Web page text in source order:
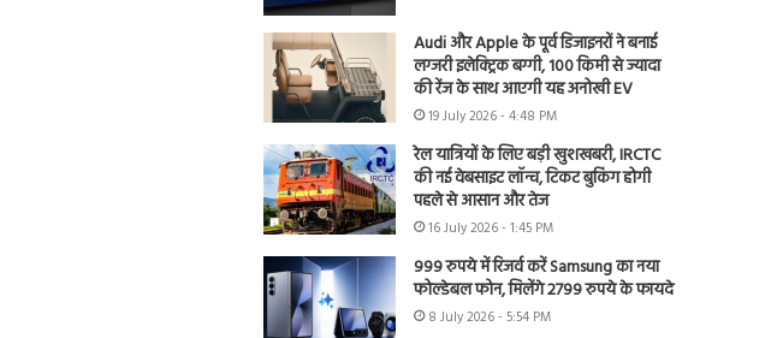
Audi और Apple के पूर्व डिजाइनरों ने बनाई
लग्जरी इलेक्ट्रिक बग्गी, 100 किमी से ज्यादा
की रेंज के साथ आएगी यह अनोखी EV
19 July 2026 - 4:48 PM
रेल यात्रियों के लिए बड़ी खुशखबरी, IRCTC
की नई वेबसाइट लॉन्च, टिकट बुकिंग होगी
पहले से आसान और तेज
16 July 2026 - 1:45 PM
999 रुपये में रिजर्व करें Samsung का नया
फोल्डेबल फोन, मिलेंगे 2799 रुपये के फायदे
8 July 2026 - 5:54 PM